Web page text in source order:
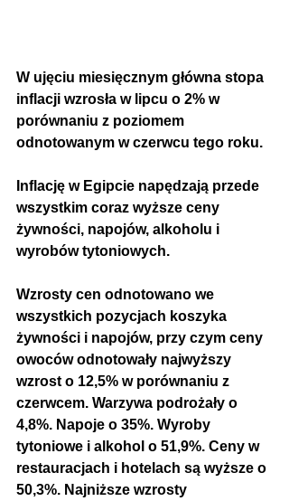
W ujęciu miesięcznym główna stopa
inflacji wzrosła w lipcu o 2% w
porównaniu z poziomem
odnotowanym w czerwcu tego roku.
Inflację w Egipcie napędzają przede
wszystkim coraz wyższe ceny
żywności, napojów, alkoholu i
wyrobów tytoniowych.
Wzrosty cen odnotowano we
wszystkich pozycjach koszyka
żywności i napojów, przy czym ceny
owoców odnotowały najwyższy
wzrost o 12,5% w porównaniu z
czerwcem. Warzywa podrożały o
4,8%. Napoje o 35%. Wyroby
tytoniowe i alkohol o 51,9%. Ceny w
restauracjach i hotelach są wyższe o
50,3%. Najniższe wzrosty